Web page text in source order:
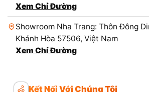
Xem Chỉ Đường
Showroom Nha Trang: Thôn Đông
Khánh Hòa 57506, Việt Nam
Xem Chỉ Đường
Kết Nối Với Chúng Tôi